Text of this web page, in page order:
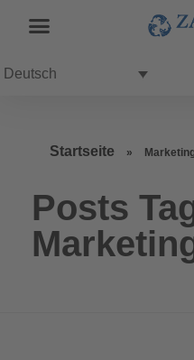
Deutsch
Startseite »
Posts